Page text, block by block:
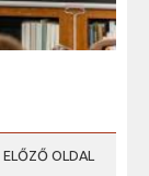
ELŐZŐ OLDAL